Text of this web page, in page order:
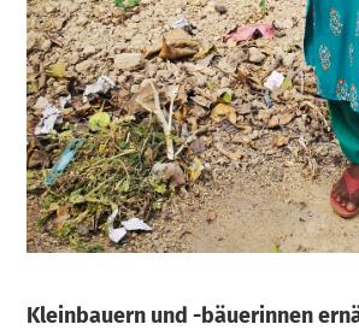
Kleinbauern und -bäuerinnen